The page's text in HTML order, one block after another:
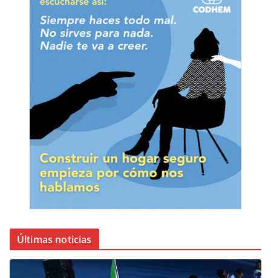
Últimas noticias